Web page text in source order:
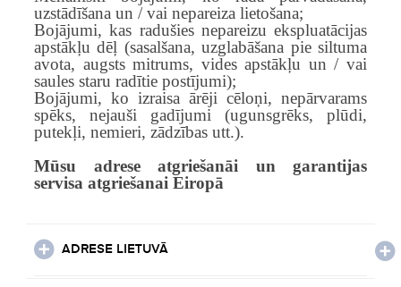
uzstādīšana un / vai nepareiza lietošana;
Bojājumi, kas radušies nepareizu ekspluatācijas
apstākļu dēļ (sasalšana, uzglabāšana pie siltuma
avota, augsts mitrums, vides apstākļu un / vai
saules staru radītie postījumi);
Bojājumi, ko izraisa ārēji cēloņi, nepārvarams
spēks, nejauši gadījumi (ugunsgrēks, plūdi,
putekļi, nemieri, zādzības utt.).
Mūsu adrese atgriešanāi un garantijas
servisa atgriešanai Eiropā
ADRESE LIETUVĀ